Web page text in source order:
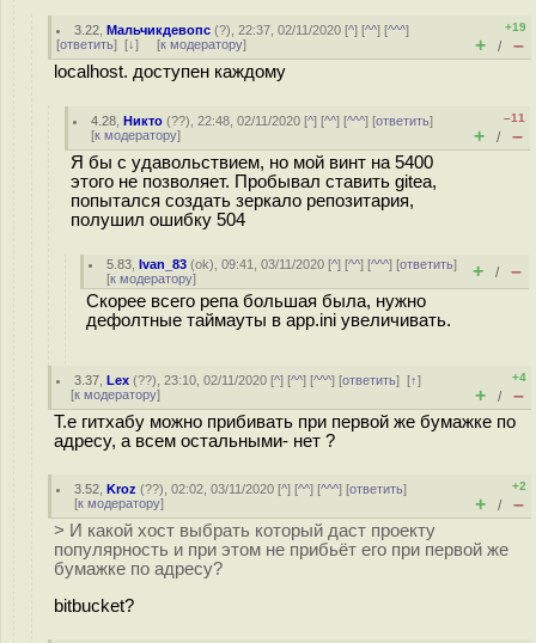
3.22 ,Мальчикдевопс (?), 22:37, 02/11/2020 [^] [^^] [^^^]
[ответить] [↓] [к модератору]
+19
+ / –
localhost. доступен каждому
4.28 ,Никто (??), 22:48, 02/11/2020 [^] [^^] [^^^] [ответить]
[к модератору]
–11
+ / –
Я бы с удавольствием, но мой винт на 5400
этого не позволяет. Пробывал ставить gitea,
попытался создать зеркало репозитария,
полушил ошибку 504
5.83 ,Ivan_83 (ok), 09:41, 03/11/2020 [^] [^^] [^^^] [ответить]
[к модератору] + / –
Скорее всего репа большая была, нужно
дефолтные таймауты в app.ini увеличивать.
3.37 ,Lex (??), 23:10, 02/11/2020 [^] [^^] [^^^] [ответить][↑]
[к модератору]
+4
+ / –
Т.е гитхабу можно прибивать при первой же бумажке по
адресу, а всем остальными- нет ?
3.52 ,Kroz (??), 02:02, 03/11/2020 [^] [^^] [^^^] [ответить]
[к модератору]
+2
+ / –
> И какой хост выбрать который даст проекту
популярность и при этом не прибьёт его при первой же
бумажке по адресу?
bitbucket?